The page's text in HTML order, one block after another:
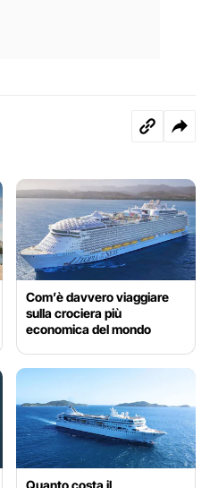
Com’è davvero viaggiare
sulla crociera più
economica del mondo